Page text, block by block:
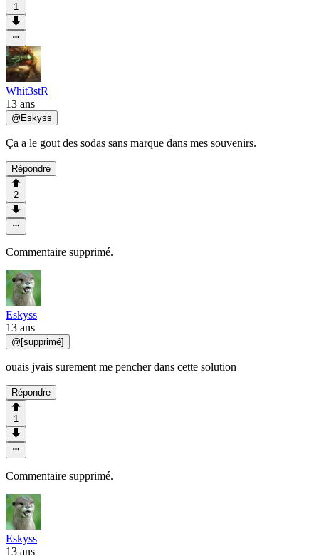
1
Whit3stR
13 ans
@Eskyss
Ça a le gout des sodas sans marque dans mes souvenirs.
Répondre
2
Commentaire supprimé.
Eskyss
13 ans
@[supprimé]
ouais jvais surement me pencher dans cette solution
Répondre
1
Commentaire supprimé.
Eskyss
13 ans